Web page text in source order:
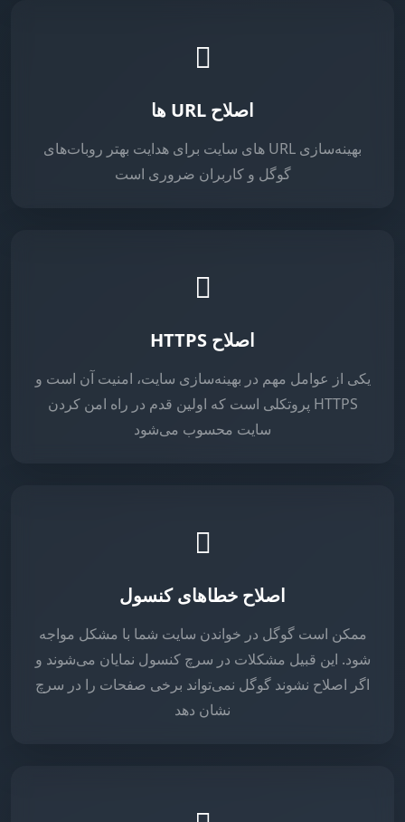
اصلاح URL ها
بهینه‌سازی URL های سایت برای هدایت بهتر روبات‌های
گوگل و کاربران ضروری است
اصلاح HTTPS
یکی از عوامل مهم در بهینه‌سازی سایت، امنیت آن است و
HTTPS پروتکلی است که اولین قدم در راه امن کردن
سایت محسوب می‌شود
اصلاح خطاهای کنسول
ممکن است گوگل در خواندن سایت شما با مشکل مواجه
شود. این قبیل مشکلات در سرچ کنسول نمایان می‌شوند و
اگر اصلاح نشوند گوگل نمی‌تواند برخی صفحات را در سرچ
نشان دهد